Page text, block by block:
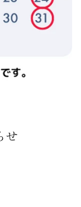
せ